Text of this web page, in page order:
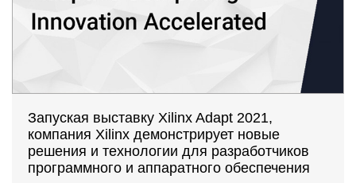
Запуская выставку Xilinx Adapt 2021,
компания Xilinx демонстрирует новые
решения и технологии для разработчиков
программного и аппаратного обеспечения